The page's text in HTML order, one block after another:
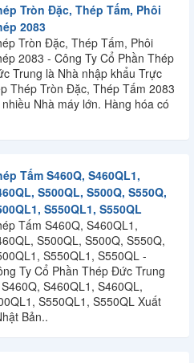
Tròn Đặc, Thép Tấm, Phôi
2083
Tròn Đặc, Thép Tấm, Phôi
2083 - Công Ty Cổ Phần Thép
Trung là Nhà nhập khẩu Trực
Thép Tròn Đặc, Thép Tấm 2083
Nhà máy lớn. Hàng hóa có
Tấm S460Q, S460QL1,
S500QL, S500Q, S550Q,
S550QL1, S550QL
Tấm S460Q, S460QL1,
S500QL, S500Q, S550Q,
S550QL1, S550QL -
Ty Cổ Phần Thép Đức Trung
S460QL1, S460QL,
S550QL1, S550QL Xuất
Bản..